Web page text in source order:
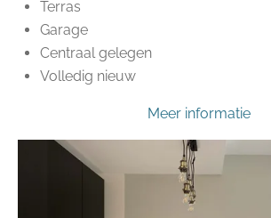
Terras
Garage
Centraal gelegen
Volledig nieuw
Meer informatie